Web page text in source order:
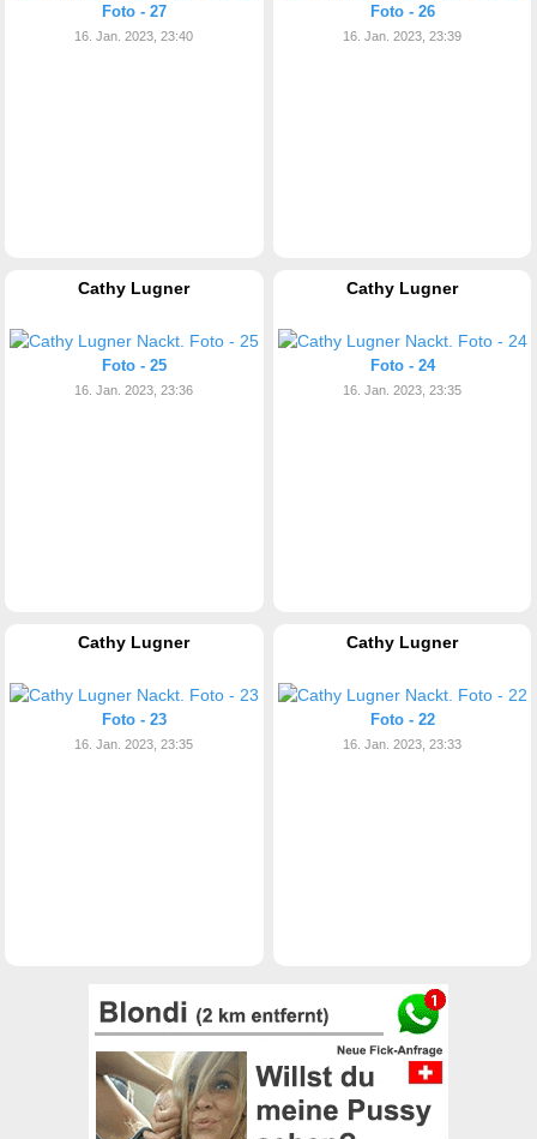
Foto - 27
16. Jan. 2023, 23:40
Foto - 26
16. Jan. 2023, 23:39
Cathy Lugner
Foto - 25
16. Jan. 2023, 23:36
Cathy Lugner
Foto - 24
16. Jan. 2023, 23:35
Cathy Lugner
Foto - 23
16. Jan. 2023, 23:35
Cathy Lugner
Foto - 22
16. Jan. 2023, 23:33